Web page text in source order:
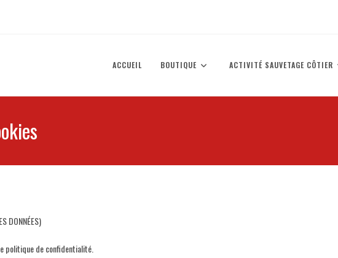
ACCUEIL BOUTIQUE ACTIVITÉ SAUVETAGE CÔTIER
DONNÉES)
politique de confidentialité.